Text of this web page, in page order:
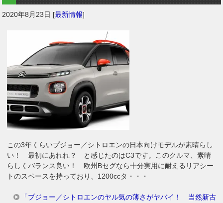
2020年8月23日 [最新情報]
この3年くらいプジョー／シトロエンの日本向けモデルが素晴らし
い！ 最初にあれれ？ と感じたのはC3です。このクルマ、素晴
らしくバランス良い！ 欧州Bセグなら十分実用に耐えるリアシー
トのスペースを持っており、1200ccタ・・・
「プジョー／シトロエンのヤル気の薄さがヤバイ！ 当然新古